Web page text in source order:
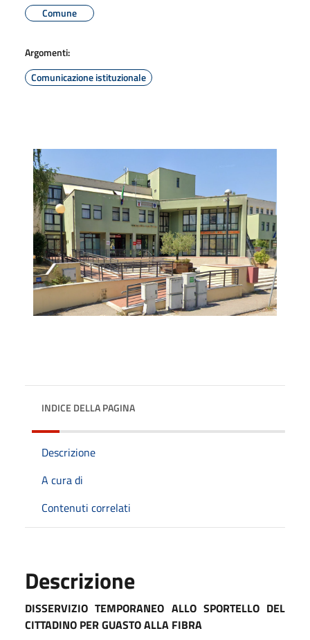
Comune
Argomenti:
Comunicazione istituzionale
INDICE DELLA PAGINA
Descrizione
A cura di
Contenuti correlati
Descrizione
DISSERVIZIO TEMPORANEO ALLO SPORTELLO DEL
CITTADINO PER GUASTO ALLA FIBRA